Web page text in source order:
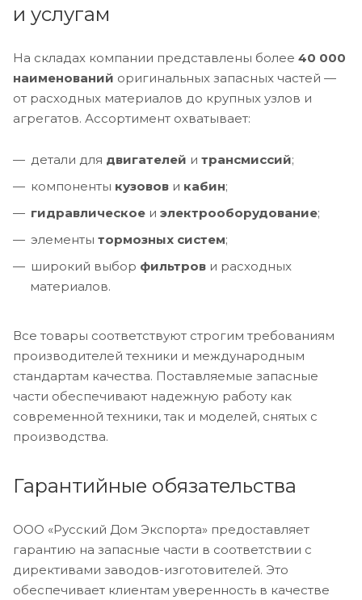
и услугам
На складах компании представлены более 40 000
наименований оригинальных запасных частей —
от расходных материалов до крупных узлов и
агрегатов. Ассортимент охватывает:
детали для двигателей и трансмиссий;
компоненты кузовов и кабин;
гидравлическое и электрооборудование;
элементы тормозных систем;
широкий выбор фильтров и расходных
материалов.
Все товары соответствуют строгим требованиям
производителей техники и международным
стандартам качества. Поставляемые запасные
части обеспечивают надежную работу как
современной техники, так и моделей, снятых с
производства.
Гарантийные обязательства
ООО «Русский Дом Экспорта» предоставляет
гарантию на запасные части в соответствии с
директивами заводов-изготовителей. Это
обеспечивает клиентам уверенность в качестве